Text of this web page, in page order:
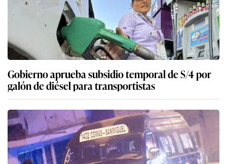
Gobierno aprueba subsidio temporal de S/4 por
galón de diésel para transportistas